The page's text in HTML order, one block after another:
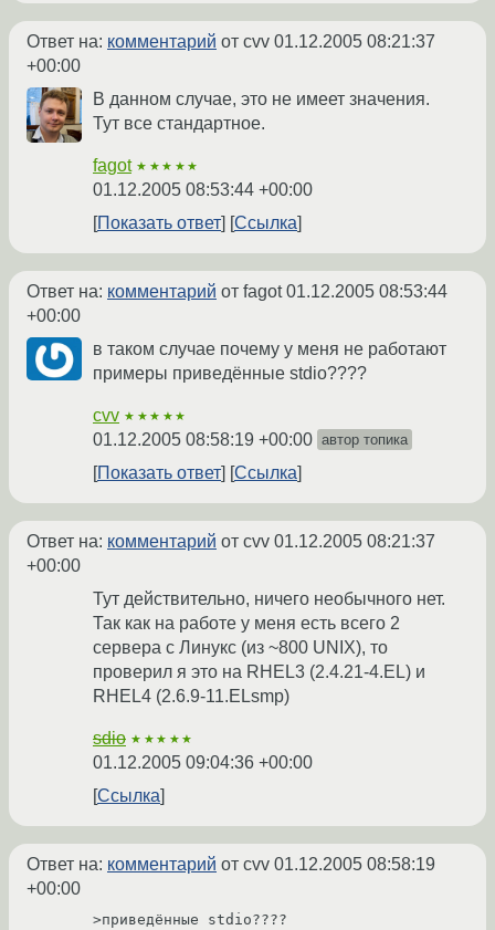
Ответ на: комментарий от cvv 01.12.2005 08:21:37
+00:00
В данном случае, это не имеет значения.
Тут все стандартное.
fagot ★★★★★
01.12.2005 08:53:44 +00:00
Показать ответ
Ссылка
Ответ на: комментарий от fagot01.12.2005 08:53:44
+00:00
в таком случае почему у меня не работают
примеры приведённые stdio????
cvv ★★★★★
01.12.2005 08:58:19 +00:00 автор топика
Показать ответ Ссылка
Ответ на: комментарий от cvv 01.12.2005 08:21:37
+00:00
Тут действительно, ничего необычного нет.
Так как на работе у меня есть всего 2
сервера с Линукс (из ~800 UNIX), то
проверил я это на RHEL3 (2.4.21-4.EL) и
RHEL4 (2.6.9-11.ELsmp)
sdio ★★★★★
01.12.2005 09:04:36 +00:00
Ссылка
Ответ на: комментарий от cvv 01.12.2005 08:58:19
+00:00
>приведённые stdio????